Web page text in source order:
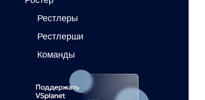
Рестлеры
Рестлерши
Команды